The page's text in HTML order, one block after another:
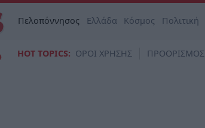
Πελοπόννησος Ελλάδα Κόσμος Πολιτική
HOT TOPICS: ΟΡΟΙ ΧΡΗΣΗΣ ΠΡΟΟΡΙΣΜΟΣ